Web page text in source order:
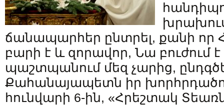
ճանապարհեր ընտրել, քանի որ
բարի է և զորավոր, Նա բուժում
պաշտպանում մեզ չարից,
Քահանայապետն իր
հունվարի 6-ին, «Հրեշտակ